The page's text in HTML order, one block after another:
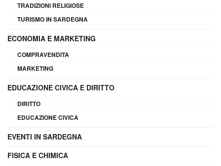
TRADIZIONI RELIGIOSE
TURISMO IN SARDEGNA
ECONOMIA E MARKETING
COMPRAVENDITA
MARKETING
EDUCAZIONE CIVICA E DIRITTO
DIRITTO
EDUCAZIONE CIVICA
EVENTI IN SARDEGNA
FISICA E CHIMICA